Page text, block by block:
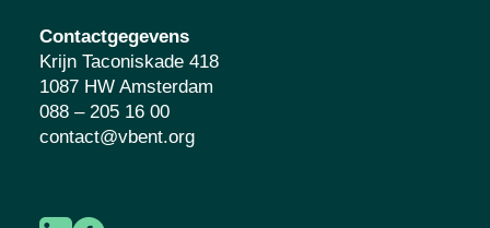
Contactgegevens
Krijn Taconiskade 418
1087 HW Amsterdam
088 – 205 16 00
contact@vbent.org